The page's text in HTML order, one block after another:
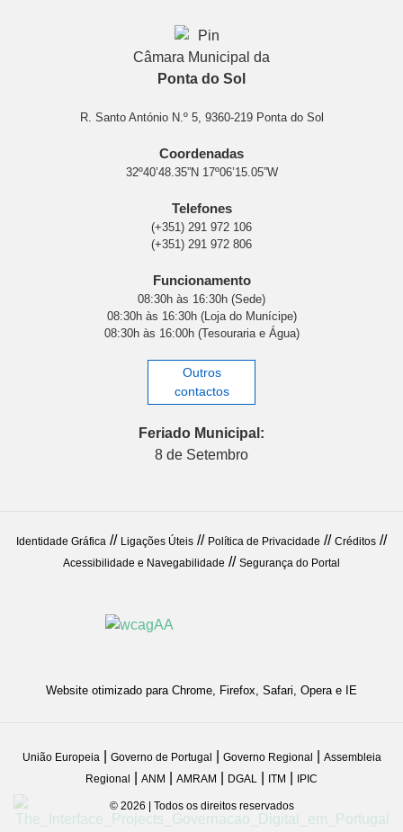
Câmara Municipal da
Ponta do Sol
R. Santo António N.º 5, 9360-219 Ponta do Sol
Coordenadas
32º40’48.35”N 17º06’15.05”W
Telefones
(+351) 291 972 106
(+351) 291 972 806
Funcionamento
08:30h às 16:30h (Sede)
08:30h às 16:30h (Loja do Munícipe)
08:30h às 16:00h (Tesouraria e Água)
Outros
contactos
Feriado Municipal:
8 de Setembro
Identidade Gráfica // Ligações Úteis // Política de Privacidade // Créditos //
Acessibilidade e Navegabilidade // Segurança do Portal
Website otimizado para Chrome, Firefox, Safari, Opera e IE
União Europeia Governo de Portugal Governo Regional
Assembleia
Regional
ANM AMRAM DGAL ITM IPIC
© 2026 | Todos os direitos reservados